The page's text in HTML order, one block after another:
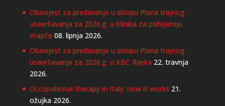
Obavijest za predavanje u sklopu Plana trajnog
usavršavanja za 2026.g. u Klinika za psihijatriju
Vrapče 08. lipnja 2026.
Obavijest za predavanje u sklopu Plana trajnog
usavršavanja za 2026.g. u KBC Rijeka 22. travnja
2026.
Occupational therapy in Italy: how it works 21.
ožujka 2026.